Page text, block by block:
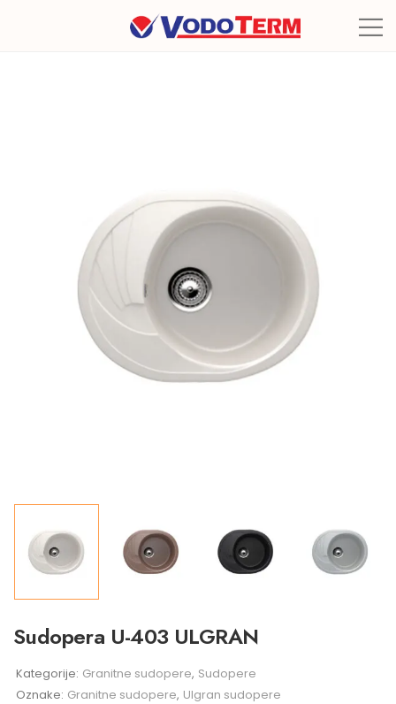
Sudopera U-403 ULGRAN
Kategorije: Granitne sudopere, Sudopere
Oznake: Granitne sudopere, Ulgran sudopere